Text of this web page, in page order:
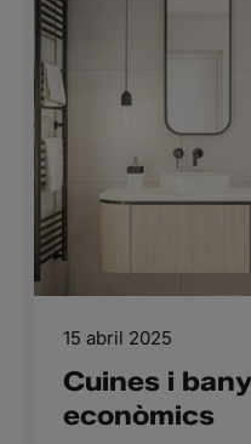
Cuines i
econòmics
15 abril 2025